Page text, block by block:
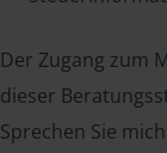
Der Zugang zum
dieser
Sprechen Sie